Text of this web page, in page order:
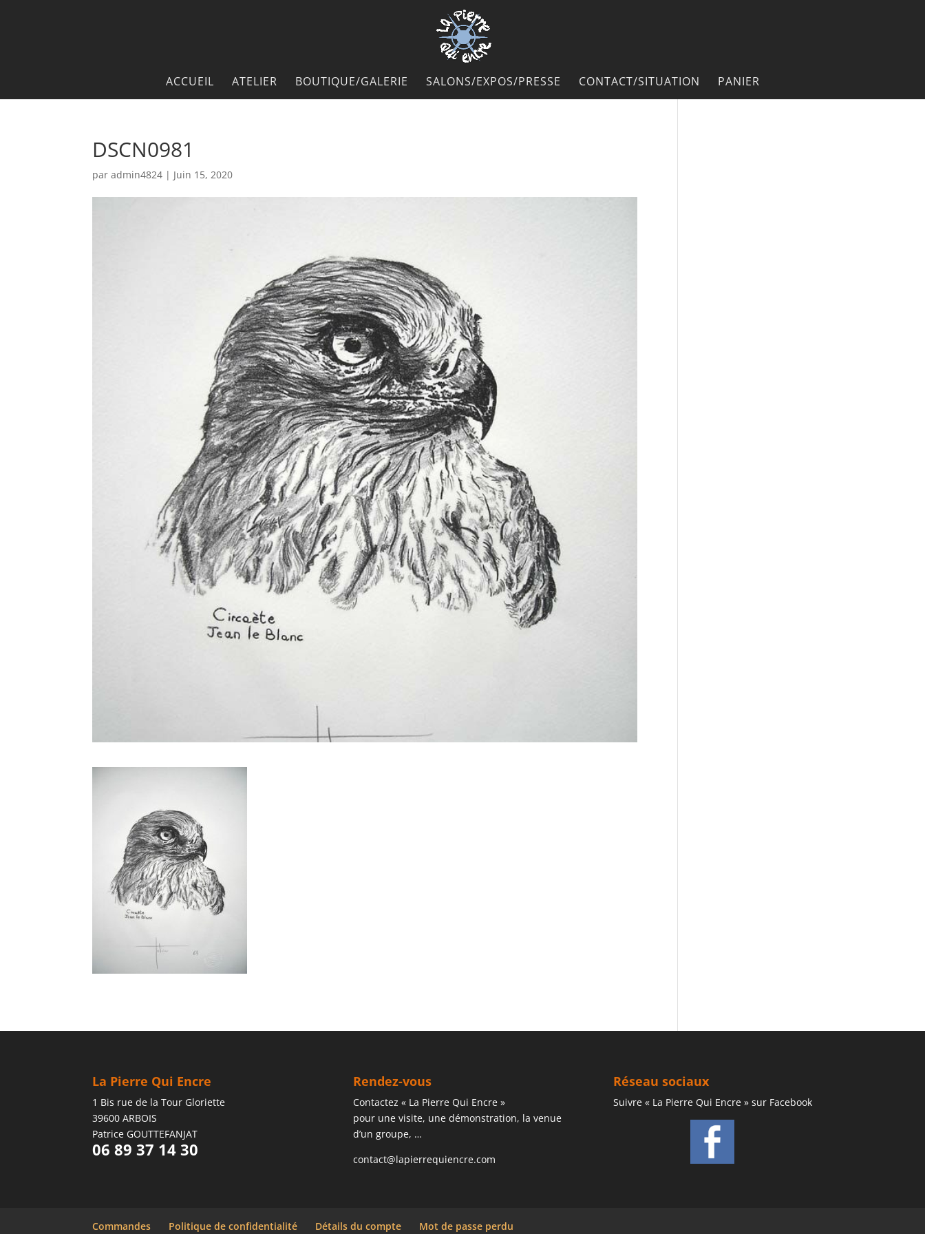
ACCUEIL ATELIER BOUTIQUE/GALERIE SALONS/EXPOS/PRESSE CONTACT/SITUATION PANIER
DSCN0981
paradmin4824 | Juin 15, 2020
La Pierre Qui Encre
1 Bis rue de la Tour Gloriette
39600 ARBOIS
Patrice GOUTTEFANJAT
06 89 37 14 30
Rendez-vous
Contactez « La Pierre Qui Encre »
pour une visite, une démonstration, la venue
d’un groupe, …
contact@lapierrequiencre.com
Réseau sociaux
Suivre « La Pierre Qui Encre » sur Facebook
Commandes Politique de confidentialité Détails du compte Mot de passe perdu